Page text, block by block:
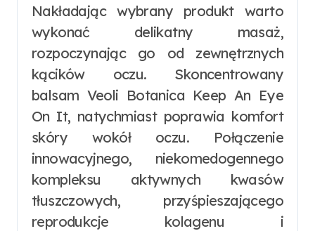
Nakładając wybrany produkt warto
wykonać delikatny masaż,
rozpoczynając go od zewnętrznych
kącików oczu. Skoncentrowany
balsam Veoli Botanica Keep An Eye
On It, natychmiast poprawia komfort
skóry wokół oczu. Połączenie
innowacyjnego, niekomedogennego
kompleksu aktywnych kwasów
tłuszczowych, przyśpieszającego
reprodukcje kolagenu i